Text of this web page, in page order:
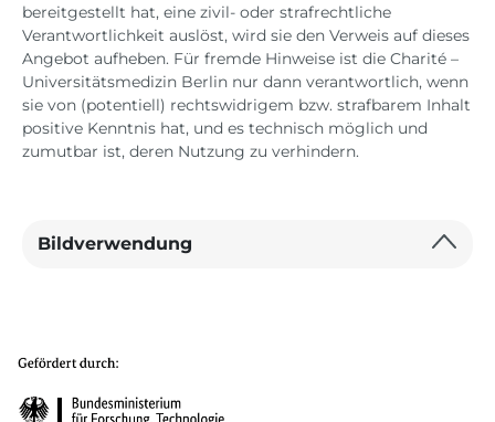
bereitgestellt hat, eine zivil- oder strafrechtliche
Verantwortlichkeit auslöst, wird sie den Verweis auf dieses
Angebot aufheben. Für fremde Hinweise ist die Charité –
Universitätsmedizin Berlin nur dann verantwortlich, wenn
sie von (potentiell) rechtswidrigem bzw. strafbarem Inhalt
positive Kenntnis hat, und es technisch möglich und
zumutbar ist, deren Nutzung zu verhindern.
Bildverwendung